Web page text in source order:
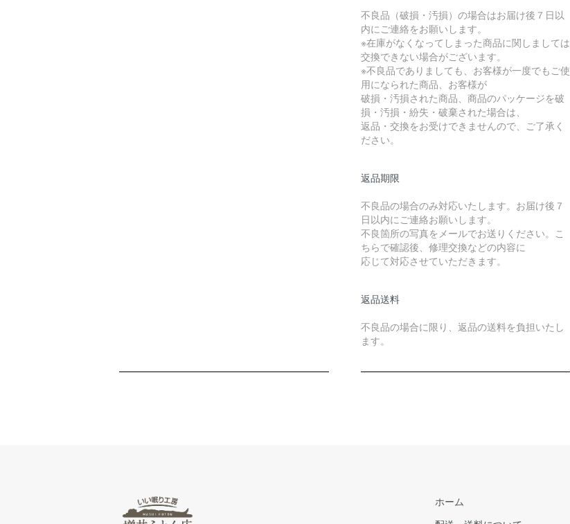
不良品（破損・汚損）の場合はお届け後７日以
内にご連絡をお願いします。
※在庫がなくなってしまった商品に関しましては
交換できない場合がございます。
※不良品でありましても、お客様が一度でもご使
用になられた商品、お客様が
破損・汚損された商品、商品のパッケージを破
損・汚損・紛失・破棄された場合は、
返品・交換をお受けできませんので、ご了承く
ださい。
返品期限
不良品の場合のみ対応いたします。お届け後７
日以内にご連絡お願いします。
不良箇所の写真をメールでお送りください。こ
ちらで確認後、修理交換などの内容に
応じて対応させていただきます。
返品送料
不良品の場合に限り、返品の送料を負担いたし
ます。
ホーム